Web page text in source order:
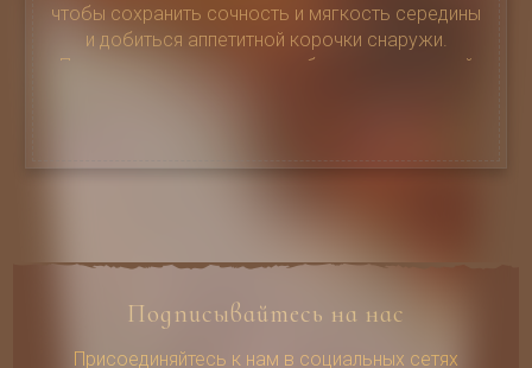
чтобы сохранить сочность и мягкость середины
и добиться аппетитной корочки снаружи.
Пряности и зелень придают блюду узнаваемый
Подписывайтесь на нас
Присоединяйтесь к нам в социальных сетях